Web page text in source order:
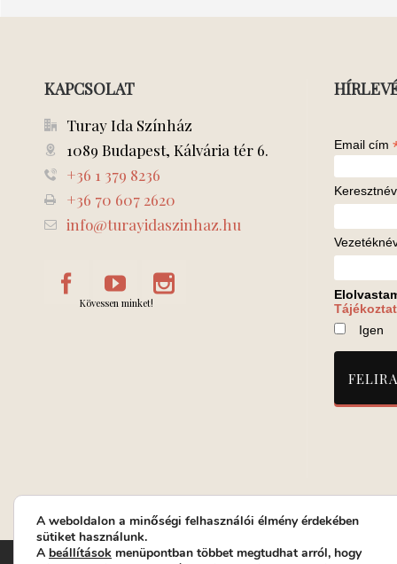
KAPCSOLAT
Turay Ida Színház
1089 Budapest, Kálvária tér 6.
+36 1 379 8236
+36 70 607 2620
info@turayidaszinhaz.hu
Kövessen minket!
Email cím
Keresztnév
Igen
A weboldalon a minőségi felhasználói élmény érdekében
sütiket használunk.
A beállítások menüpontban többet megtudhat arról, hogy